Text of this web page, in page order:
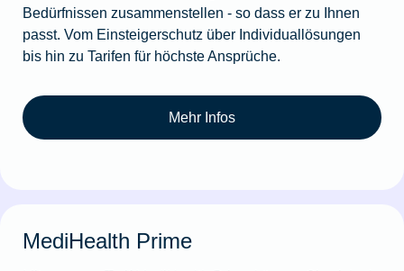
Bedürfnissen zusammenstellen - so dass er zu Ihnen
passt. Vom Einsteigerschutz über Individuallösungen
bis hin zu Tarifen für höchste Ansprüche.
Mehr Infos
MediHealth Prime